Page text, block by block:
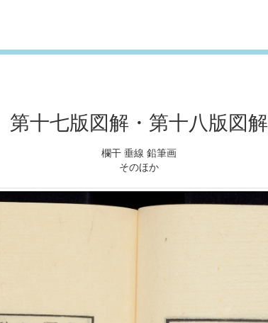
第十七版図解・第十八版図解
欄干 垂線 鉛筆画
そのほか